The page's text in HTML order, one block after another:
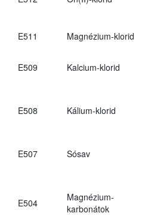
E511
Magnézium-klorid
E509 Kalcium-klorid
E508 Kálium-klorid
E507 Sósav
E504
Magnézium-
karbonátok